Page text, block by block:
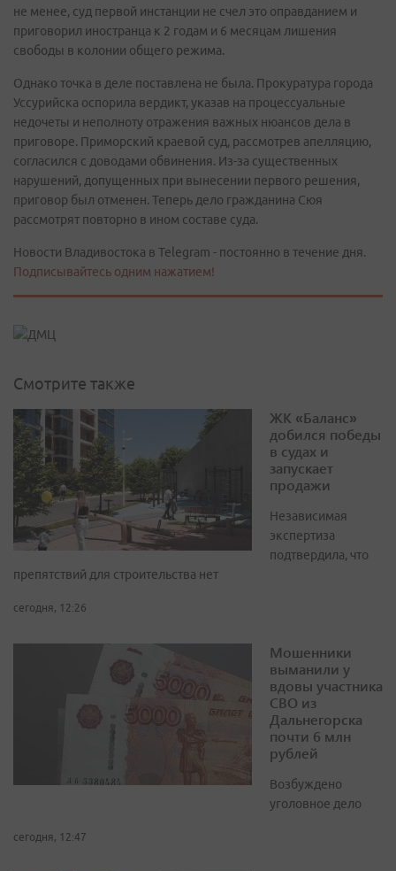
не менее, суд первой инстанции не счел это оправданием и
приговорил иностранца к 2 годам и 6 месяцам лишения
свободы в колонии общего режима.
Однако точка в деле поставлена не была. Прокуратура города
Уссурийска оспорила вердикт, указав на процессуальные
недочеты и неполноту отражения важных нюансов дела в
приговоре. Приморский краевой суд, рассмотрев апелляцию,
согласился с доводами обвинения. Из-за существенных
нарушений, допущенных при вынесении первого решения,
приговор был отменен. Теперь дело гражданина Сюя
рассмотрят повторно в ином составе суда.
Новости Владивостока в Telegram - постоянно в течение дня.
Подписывайтесь одним нажатием!
Смотрите также
ЖК «Баланс»
добился победы
в судах и
запускает
продажи
Независимая
экспертиза
подтвердила, что
препятствий для строительства нет
сегодня, 12:26
Мошенники
выманили у
вдовы участника
СВО из
Дальнегорска
почти 6 млн
рублей
Возбуждено
уголовное дело
сегодня, 12:47